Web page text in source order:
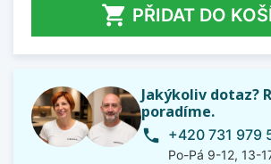
 PŘIDAT DO
Jakýkoliv dotaz?
poradíme.
phone +420 731 979
Po-Pá 9-12, 13-